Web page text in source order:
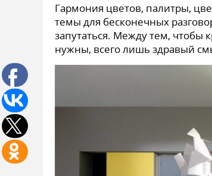
Гармония цветов, палитры,
темы для бесконечных
запутаться. Между тем, чтобы
нужны, всего лишь здравый